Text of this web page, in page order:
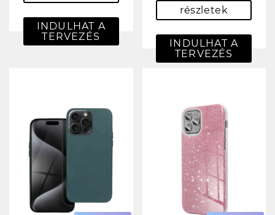
INDULHAT A
TERVEZÉS
részletek
INDULHAT A
TERVEZÉS